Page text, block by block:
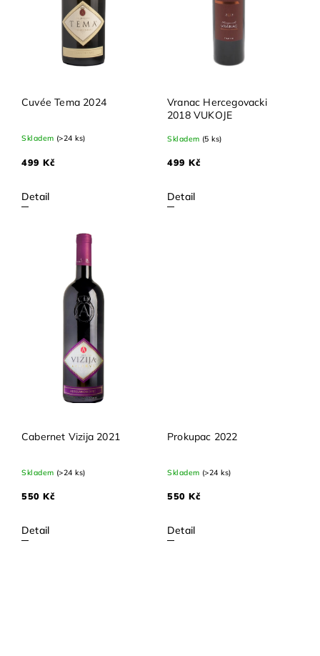
Cuvée Tema 2024
Skladem (>24 ks)
499 Kč
Detail
Vranac Hercegovacki
2018 VUKOJE
Skladem (5 ks)
499 Kč
Detail
Cabernet Vizija 2021
Skladem (>24 ks)
550 Kč
Detail
Prokupac 2022
Skladem (>24 ks)
550 Kč
Detail